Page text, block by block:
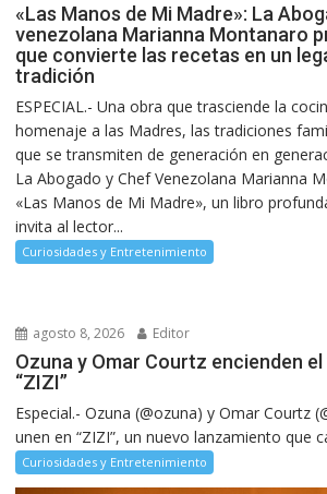
«Las Manos de Mi Madre»: La
venezolana Marianna Montanaro
que convierte las recetas en un
tradición
ESPECIAL.- Una obra que trasciende la
homenaje a las Madres, las tradiciones
que se transmiten de generación en
La Abogado y Chef Venezolana Marianna
«Las Manos de Mi Madre», un libro
invita al lector...
Curiosidades y Entretenimiento
agosto 8, 2026 Editor
Ozuna y Omar Courtz encienden
“ZIZI”
Especial.- Ozuna (@ozuna) y Omar Courtz
unen en “ZIZI”, un nuevo lanzamiento que
Curiosidades y Entretenimiento